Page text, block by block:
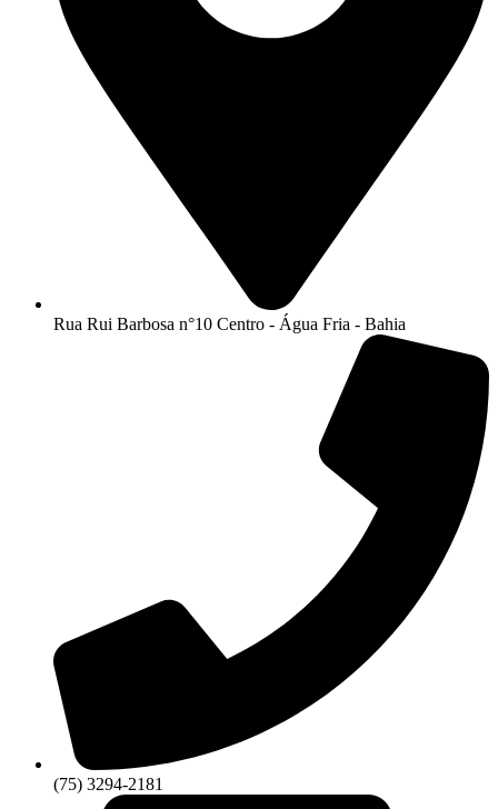
Rua Rui Barbosa n°10 Centro - Água Fria - Bahia
(75) 3294-2181